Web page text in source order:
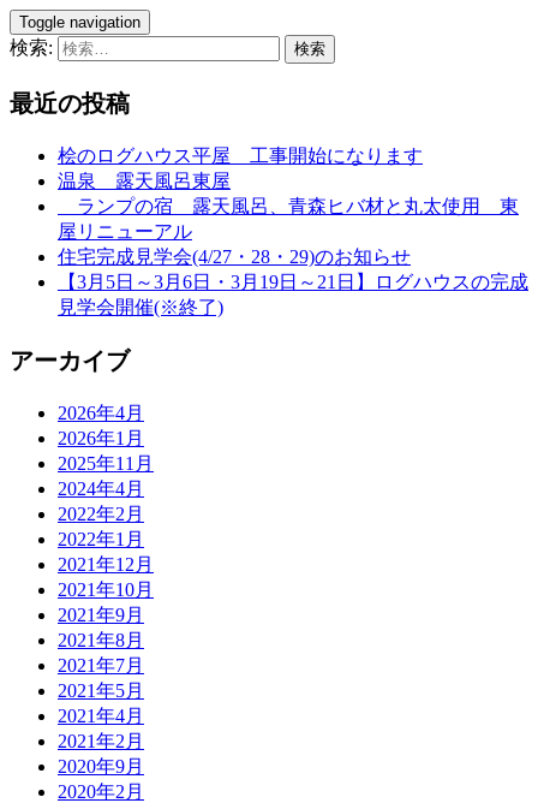
Toggle navigation
検索:
最近の投稿
桧のログハウス平屋 工事開始になります
温泉 露天風呂東屋
ランプの宿 露天風呂、青森ヒバ材と丸太使用 東
屋リニューアル
住宅完成見学会(4/27・28・29)のお知らせ
【3月5日～3月6日・3月19日～21日】ログハウスの完成
見学会開催(※終了)
アーカイブ
2026年4月
2026年1月
2025年11月
2024年4月
2022年2月
2022年1月
2021年12月
2021年10月
2021年9月
2021年8月
2021年7月
2021年5月
2021年4月
2021年2月
2020年9月
2020年2月